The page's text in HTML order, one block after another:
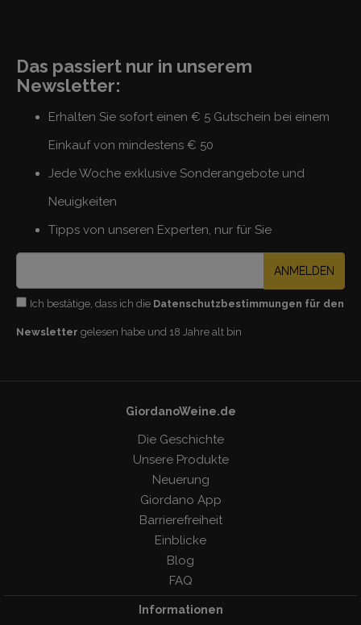
Das passiert nur in unserem
Newsletter:
Erhalten Sie sofort einen € 5 Gutschein bei einem
Einkauf von mindestens € 50
Jede Woche exklusive Sonderangebote und
Neuigkeiten
Tipps von unseren Experten, nur für Sie
ANMELDEN
Ich bestätige, dass ich die Datenschutzbestimmungen für den
Newsletter gelesen habe und 18 Jahre alt bin
GiordanoWeine.de
Die Geschichte
Unsere Produkte
Neuerung
Giordano App
Barrierefreiheit
Einblicke
Blog
FAQ
Informationen